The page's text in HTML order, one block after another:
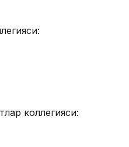
коллегияси: